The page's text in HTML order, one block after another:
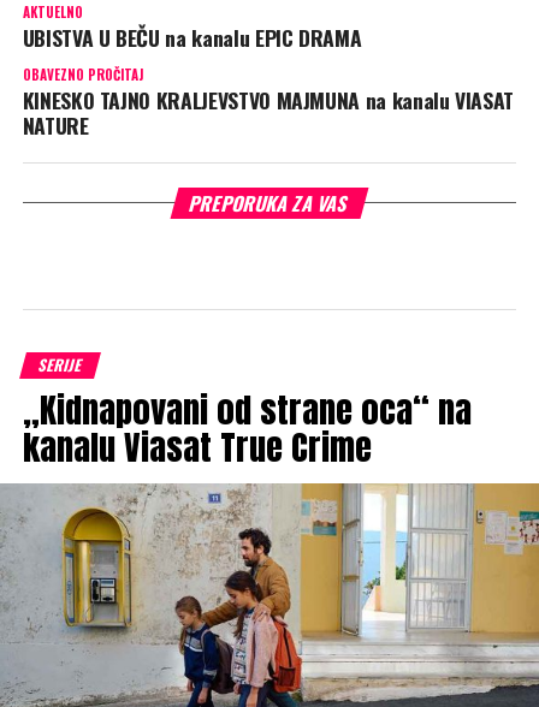
AKTUELNO
UBISTVA U BEČU na kanalu EPIC DRAMA
OBAVEZNO PROČITAJ
KINESKO TAJNO KRALJEVSTVO MAJMUNA na kanalu VIASAT
NATURE
PREPORUKA ZA VAS
SERIJE
„Kidnapovani od strane oca“ na
kanalu Viasat True Crime